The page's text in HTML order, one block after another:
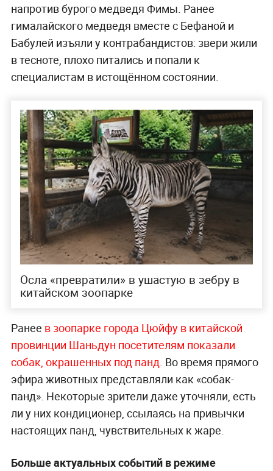
напротив бурого медведя Фимы. Ранее
гималайского медведя вместе с Бефаной и
Бабулей изъяли у контрабандистов: звери жили
в тесноте, плохо питались и попали к
специалистам в истощённом состоянии.
Осла «превратили» в ушастую в зебру в
китайском зоопарке
Ранее в зоопарке города Цюйфу в китайской
провинции Шаньдун посетителям показали
собак, окрашенных под панд. Во время прямого
эфира животных представляли как «собак-
панд». Некоторые зрители даже уточняли, есть
ли у них кондиционер, ссылаясь на привычки
настоящих панд, чувствительных к жаре.
Больше актуальных событий в режиме